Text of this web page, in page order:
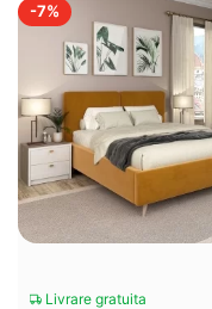
-7%
Livrare gratuita